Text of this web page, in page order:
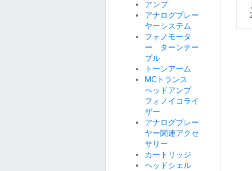
アンプ
アナログプレー
ヤーシステム
フォノモータ
ー ターンテー
ブル
トーンアーム
MCトランス
ヘッドアンプ
フォノイコライ
ザー
アナログプレー
ヤー関連アクセ
サリー
カートリッジ
ヘッドシェル